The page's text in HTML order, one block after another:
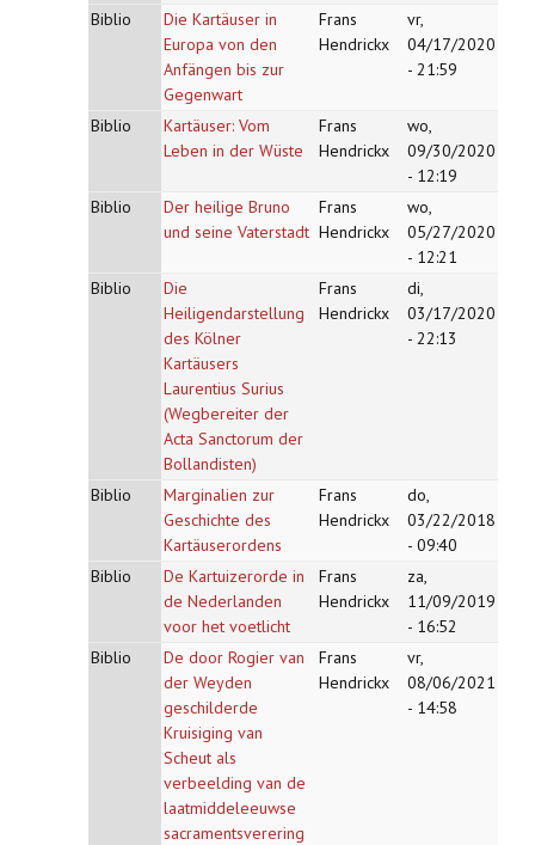
Biblio
Die Kartäuser in
Europa von den
Anfängen bis zur
Gegenwart
Frans
Hendrickx
vr,
04/17/2020
- 21:59
Biblio
Kartäuser: Vom
Leben in der Wüste
Frans
Hendrickx
wo,
09/30/2020
- 12:19
Biblio
Der heilige Bruno
und seine Vaterstadt
Frans
Hendrickx
wo,
05/27/2020
- 12:21
Biblio
Die
Heiligendarstellung
des Kölner
Kartäusers
Laurentius Surius
(Wegbereiter der
Acta Sanctorum der
Bollandisten)
Frans
Hendrickx
di,
03/17/2020
- 22:13
Biblio
Marginalien zur
Geschichte des
Kartäuserordens
Frans
Hendrickx
do,
03/22/2018
- 09:40
Biblio
De Kartuizerorde in
de Nederlanden
voor het voetlicht
Frans
Hendrickx
za,
11/09/2019
- 16:52
Biblio
De door Rogier van
der Weyden
geschilderde
Kruisiging van
Scheut als
verbeelding van de
laatmiddeleeuwse
sacramentsverering
Frans
Hendrickx
vr,
08/06/2021
- 14:58